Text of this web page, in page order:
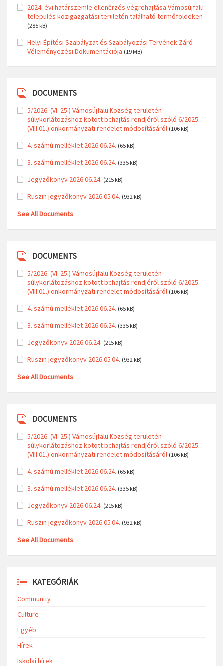
2024. évi határszemle ellenőrzés végrehajtása Vámosújfalu
település közigazgatási területén található termőföldeken
(285 kB)
Helyi Építési Szabályzat és Szabályozási Tervének Záró
Véleményezési Dokumentációja (19 MB)
DOCUMENTS
5/2026. (VI. 25.) Vámosújfalu Község területén
súlykorlátozáshoz kötött behajtás rendjéről szóló 6/2025.
(VIII.01.) önkormányzati rendelet módosításáról (106 kB)
4. számú melléklet 2026.06.24. (65 kB)
3. számú melléklet 2026.06.24. (335 kB)
Jegyzőkönyv 2026.06.24. (215 kB)
Ruszin jegyzőkönyv 2026.05.04. (932 kB)
See All Documents
DOCUMENTS
5/2026. (VI. 25.) Vámosújfalu Község területén
súlykorlátozáshoz kötött behajtás rendjéről szóló 6/2025.
(VIII.01.) önkormányzati rendelet módosításáról (106 kB)
4. számú melléklet 2026.06.24. (65 kB)
3. számú melléklet 2026.06.24. (335 kB)
Jegyzőkönyv 2026.06.24. (215 kB)
Ruszin jegyzőkönyv 2026.05.04. (932 kB)
See All Documents
DOCUMENTS
5/2026. (VI. 25.) Vámosújfalu Község területén
súlykorlátozáshoz kötött behajtás rendjéről szóló 6/2025.
(VIII.01.) önkormányzati rendelet módosításáról (106 kB)
4. számú melléklet 2026.06.24. (65 kB)
3. számú melléklet 2026.06.24. (335 kB)
Jegyzőkönyv 2026.06.24. (215 kB)
Ruszin jegyzőkönyv 2026.05.04. (932 kB)
See All Documents
KATEGÓRIÁK
Community
Culture
Egyéb
Hírek
Iskolai hírek